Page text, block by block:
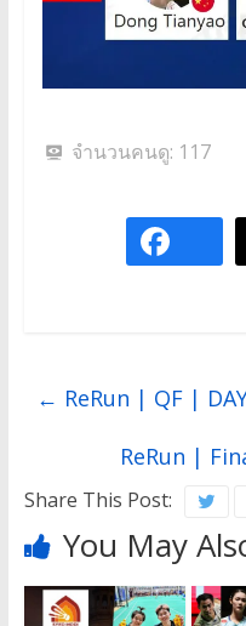
จำนวนคนดู: 117
← ReRun | QF |
ReRun |
Share This Post:
You May